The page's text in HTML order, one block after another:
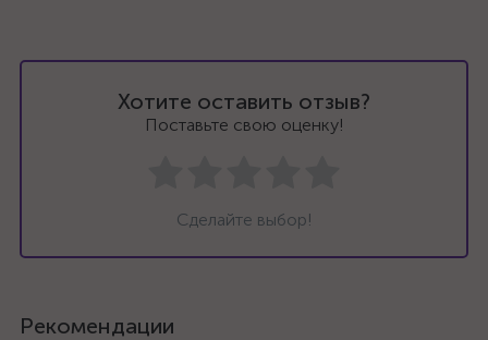
Хотите оставить отзыв?
Поставьте свою оценку!
Сделайте выбор!
Рекомендации